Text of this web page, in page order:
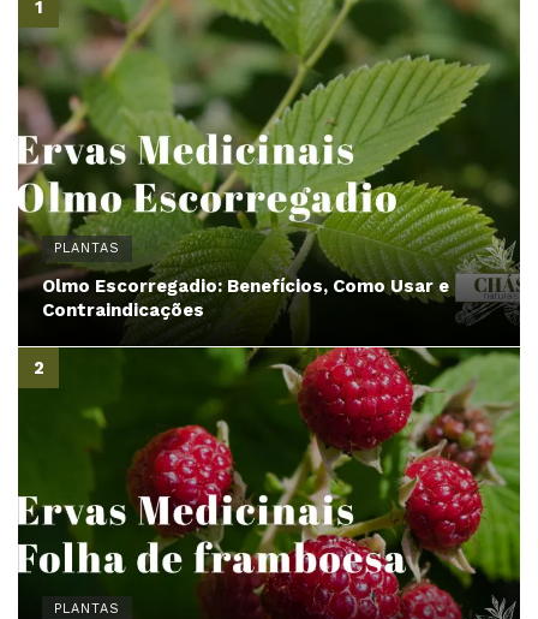
PLANTAS
Olmo Escorregadio: Benefícios, Como Usar e
Contraindicações
PLANTAS